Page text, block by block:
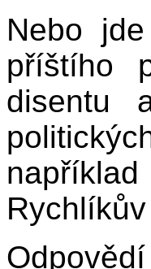
Nebo
příštího
disentu